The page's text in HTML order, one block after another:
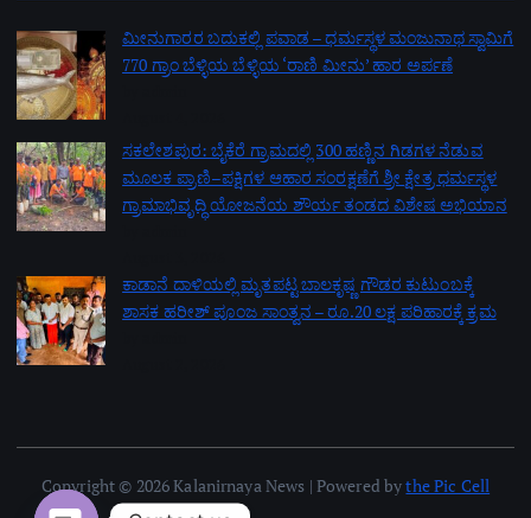
ಮೀನುಗಾರರ ಬದುಕಲ್ಲಿ ಪವಾಡ – ಧರ್ಮಸ್ಥಳ ಮಂಜುನಾಥ ಸ್ವಾಮಿಗೆ
770 ಗ್ರಾಂ ಬೆಳ್ಳಿಯ ಬೆಳ್ಳಿಯ ‘ರಾಣಿ ಮೀನು’ ಹಾರ ಅರ್ಪಣೆ
ಸಕಲೇಶಪುರ: ಬೈಕೆರೆ ಗ್ರಾಮದಲ್ಲಿ 300 ಹಣ್ಣಿನ ಗಿಡಗಳ ನೆಡುವ
ಮೂಲಕ ಪ್ರಾಣಿ–ಪಕ್ಷಿಗಳ ಆಹಾರ ಸಂರಕ್ಷಣೆಗೆ ಶ್ರೀ ಕ್ಷೇತ್ರ ಧರ್ಮಸ್ಥಳ
ಗ್ರಾಮಾಭಿವೃದ್ಧಿ ಯೋಜನೆಯ ಶೌರ್ಯ ತಂಡದ ವಿಶೇಷ ಅಭಿಯಾನ
ಕಾಡಾನೆ ದಾಳಿಯಲ್ಲಿ ಮೃತಪಟ್ಟ ಬಾಲಕೃಷ್ಣ ಗೌಡರ ಕುಟುಂಬಕ್ಕೆ
ಶಾಸಕ ಹರೀಶ್ ಪೂಂಜ ಸಾಂತ್ವನ – ರೂ.20 ಲಕ್ಷ ಪರಿಹಾರಕ್ಕೆ ಕ್ರಮ
Copyright © 2026 Kalanirnaya News | Powered bythe Pic Cell